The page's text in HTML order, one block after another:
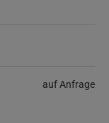
auf Anfrage